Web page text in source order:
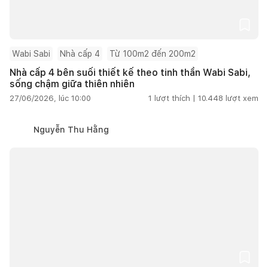
Wabi Sabi Nhà cấp 4 Từ 100m2 đến 200m2
Nhà cấp 4 bên suối thiết kế theo tinh thần Wabi Sabi,
sống chậm giữa thiên nhiên
27/06/2026, lúc 10:00 1 lượt thích | 10.448 lượt xem
Nguyễn Thu Hằng